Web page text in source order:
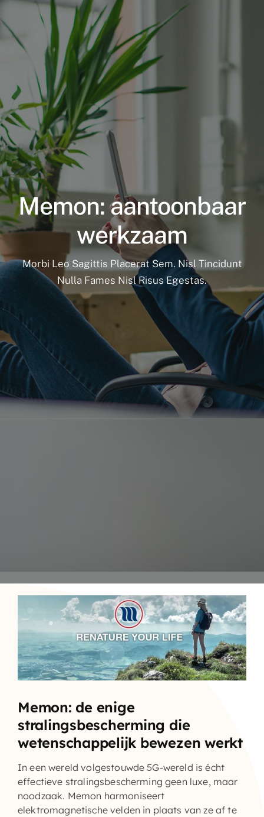
Supplementen shop
Straling:
Onderwerpen:
Ziekteverzuim in bedrijven
Blog
Winkelwagen
Contactformulier
Zirbeldrüse detox
Home – Deutsch
Memon: aantoonbaar
werkzaam
Morbi Leo Sagittis Placerat Sem. Nisl Tincidunt
Nulla Fames Nisl Risus Egestas.
Memon: de enige
stralingsbescherming die
wetenschappelijk bewezen werkt
In een wereld volgestouwde5G-wereld is écht
effectieve stralingsbescherming geen luxe, maar
noodzaak. Memon harmoniseert
elektromagnetische velden in plaats van ze af te